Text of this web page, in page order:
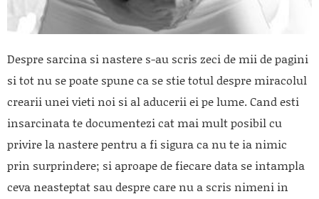
Despre sarcina si nastere s-au scris zeci de mii de pagini
si tot nu se poate spune ca se stie totul despre miracolul
crearii unei vieti noi si al aducerii ei pe lume. Cand esti
insarcinata te documentezi cat mai mult posibil cu
privire la nastere pentru a fi sigura ca nu te ia nimic
prin surprindere; si aproape de fiecare data se intampla
ceva neasteptat sau despre care nu a scris nimeni in